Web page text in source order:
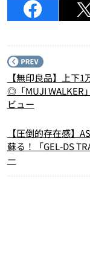
【無印良品】上下
◎「MUJI WALKER
ビュー
【圧倒的存在感】
蘇る！「GEL-DS
ー